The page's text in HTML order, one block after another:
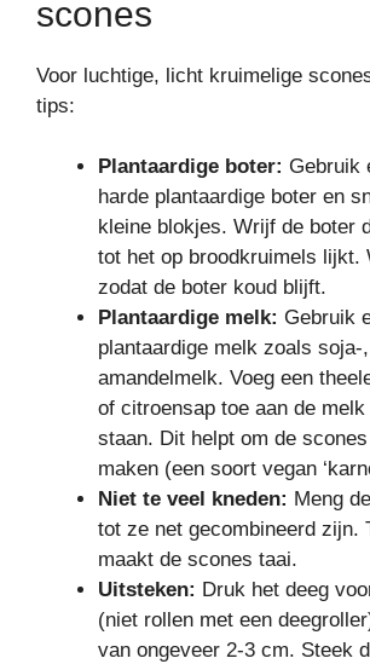
scones
Voor luchtige, licht kruimelige
tips:
Plantaardige boter: Gebruik
harde plantaardige boter en
kleine blokjes. Wrijf de boter
tot het op broodkruimels lijkt.
zodat de boter koud blijft.
Plantaardige melk: Gebruik
plantaardige melk zoals soja-
amandelmelk. Voeg een
of citroensap toe aan de
staan. Dit helpt om de
maken (een soort vegan
Niet te veel kneden: Meng
tot ze net gecombineerd zijn.
maakt de scones taai.
Uitsteken: Druk het deeg
(niet rollen met een
van ongeveer 2-3 cm. Steek